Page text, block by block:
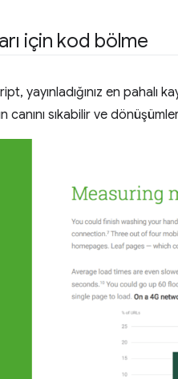
için kod bölme
yayınladığınız en pahalı
canını sıkabilir ve